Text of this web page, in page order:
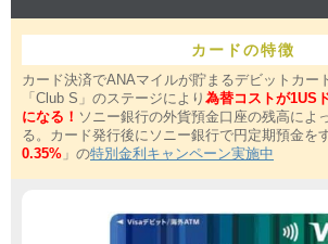
カードの特徴
カード決済でANAマイルが貯まるデビットカー
「Club S」のステージにより 為替コストが1US
になる！ ソニー銀行の外貨預金口座の残高によ
る。カード発行後にソニー銀行で円定期預金を
0.35% 」の特別金利キャンペーン実施中